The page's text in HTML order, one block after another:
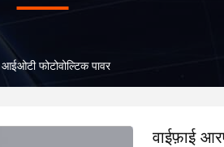
फोटोवोल्टिक पावर
वाईफ़ाई